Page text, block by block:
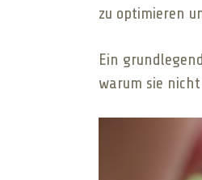
zu optimieren
Ein
warum sie